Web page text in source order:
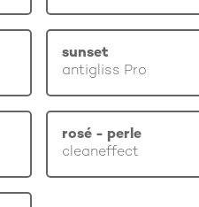
sunset
antigliss Pro
rosé - perle
cleaneffect